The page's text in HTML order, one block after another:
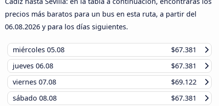
precios más baratos para un bus en esta ruta, a partir del
06.08.2026 y para los días siguientes.
miércoles 05.08
$67.381
jueves 06.08
$67.381
viernes 07.08
$69.122
sábado 08.08
$67.381